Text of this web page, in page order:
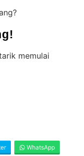
memulai
WhatsApp